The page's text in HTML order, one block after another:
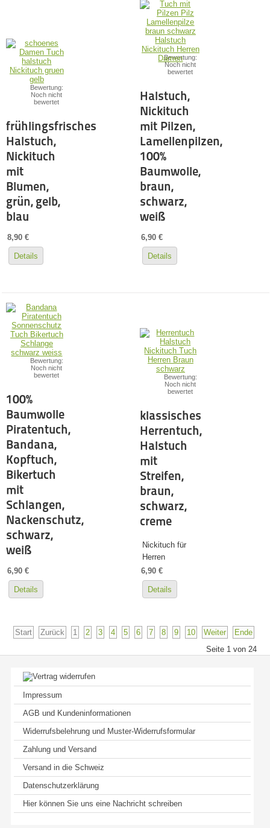
Bewertung:
Noch nicht
bewertet
frühlingsfrisches
Halstuch,
Nickituch
mit
Blumen,
grün, gelb,
blau
8,90 €
Details
Bewertung:
Noch nicht
bewertet
Halstuch,
Nickituch
mit Pilzen,
Lamellenpilzen,
100%
Baumwolle,
braun,
schwarz,
weiß
6,90 €
Details
Bewertung:
Noch nicht
bewertet
100%
Baumwolle
Piratentuch,
Bandana,
Kopftuch,
Bikertuch
mit
Schlangen,
Nackenschutz,
schwarz,
weiß
6,90 €
Details
Bewertung:
Noch nicht
bewertet
klassisches
Herrentuch,
Halstuch
mit
Streifen,
braun,
schwarz,
creme
Nickituch für
Herren
6,90 €
Details
Start Zurück 1 2 3 4 5 6 7 8 9 10 Weiter
Ende
Seite 1 von 24
Impressum
AGB und Kundeninformationen
Widerrufsbelehrung und Muster-Widerrufsformular
Zahlung und Versand
Versand in die Schweiz
Datenschutzerklärung
Hier können Sie uns eine Nachricht schreiben